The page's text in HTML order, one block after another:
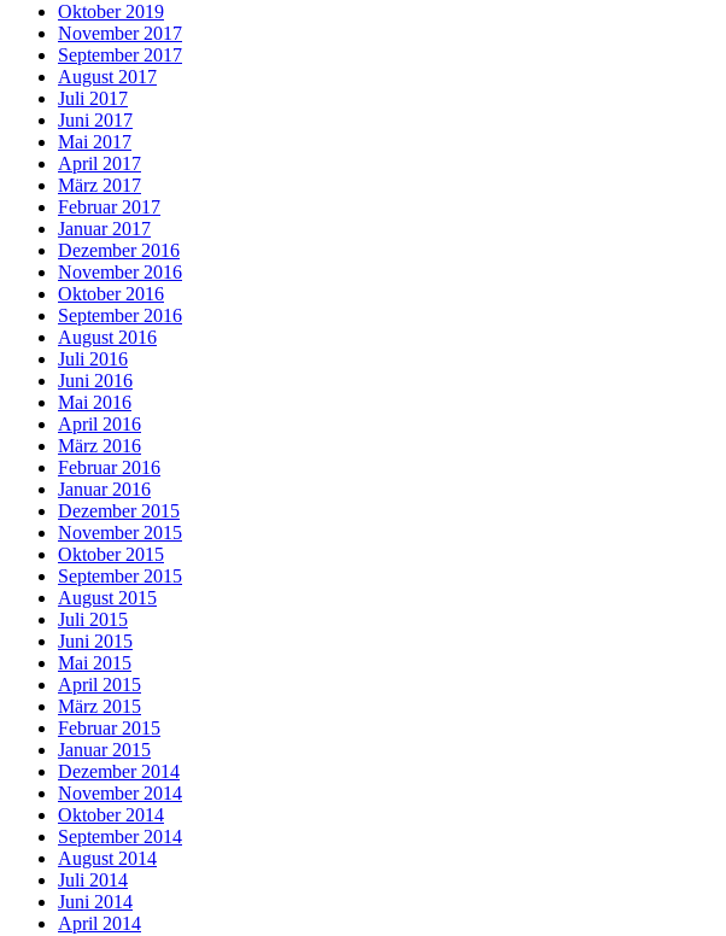
Oktober 2019
November 2017
September 2017
August 2017
Juli 2017
Juni 2017
Mai 2017
April 2017
März 2017
Februar 2017
Januar 2017
Dezember 2016
November 2016
Oktober 2016
September 2016
August 2016
Juli 2016
Juni 2016
Mai 2016
April 2016
März 2016
Februar 2016
Januar 2016
Dezember 2015
November 2015
Oktober 2015
September 2015
August 2015
Juli 2015
Juni 2015
Mai 2015
April 2015
März 2015
Februar 2015
Januar 2015
Dezember 2014
November 2014
Oktober 2014
September 2014
August 2014
Juli 2014
Juni 2014
April 2014